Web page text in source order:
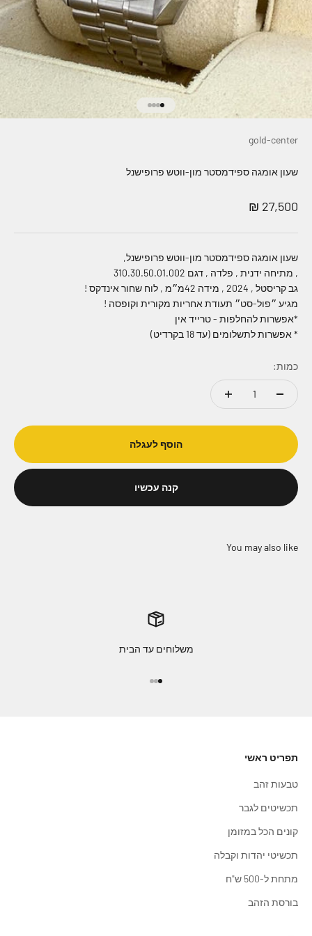
עבור לפריט 1
עבור לפריט 2
עבור לפריט 3
עבור לפריט 4
gold-center
שעון אומגה ספידמסטר מון-ווטש פרופישנל
מחיר מבצע
27,500 ₪
שעון אומגה ספידמסטר מון-ווטש פרופישנל,
, מתיחה ידנית , פלדה , דגם 310.30.50.01.002
גב קריסטל , 2024 , מידה 42מ״מ , לוח שחור אינדקס !
מגיע ״פול-סט״ תעודת אחריות מקורית וקופסה !
*אפשרות להחלפות - טרייד אין
* אפשרות לתשלומים (עד 18 בקרדיט)
כמות:
הוסף לעגלה
קנה עכשיו
משלוחים עד הבית
תפריט ראשי
טבעות זהב
תכשיטים לגבר
קונים הכל במזומן
תכשיטי יהדות וקבלה
מתחת ל-500 ש"ח
בורסת הזהב